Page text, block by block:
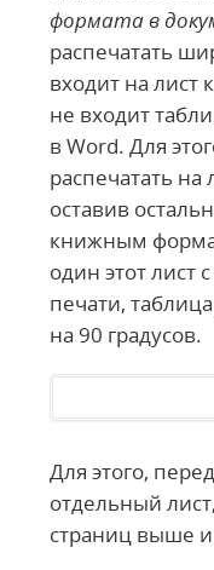
формата в
распечатать
входит на
не входит
в Word. Для
распечатать
оставив
книжным
один этот лист
печати,
на 90 градусов.
Для этого,
отдельный
страниц выше